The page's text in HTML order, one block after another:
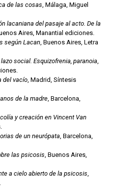
de las cosas , Málaga, Miguel
lacaniana del pasaje al acto. De la
Aires, Manantial ediciones.
según Lacan , Buenos Aires, Letra
social. Esquizofrenia, paranoia
del vacío , Madrid, Síntesis
de la madre , Barcelona,
y creación en Vincent Van
de un neurópata , Barcelona,
las psicosis , Buenos Aires,
a cielo abierto de la psicosis